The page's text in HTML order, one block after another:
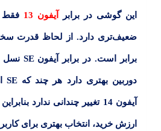
این گوشی در برابر آیفون 13 فقط
برابر است. در برابر آیفون SE نسل
دوربین بهتری دارد هر چند کهSE
آیفون 14 تغییر چندانی ندارد بنابراین
ارزش خرید، انتخاب بهتری برای